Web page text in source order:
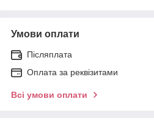
Умови оплати
Післяплата
Оплата за реквізитами
Всі умови оплати